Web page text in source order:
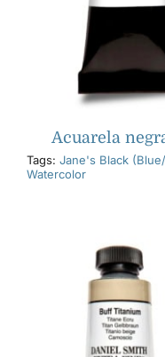
Acuarela
Tags: Jane's Black
Watercolor